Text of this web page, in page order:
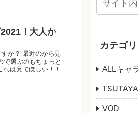
！大人か
か？ 最近のから見
選ぶのもちょっと
は見てほしい！！
カテゴ
ALLキャ
VOD